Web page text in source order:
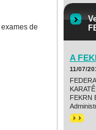
de
A
11/07/
FEKRN
>>